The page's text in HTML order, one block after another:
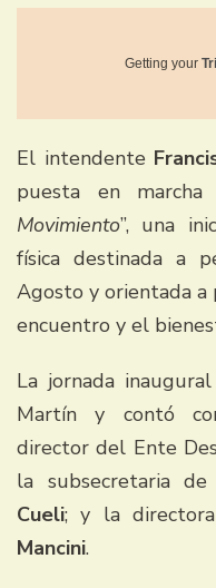
Getting your
El intendente
puesta en
Movimiento”, una
física destinada a
Agosto y orientada a
encuentro y el
La jornada
Martín y contó
director del Ente
la subsecretaria
Cueli; y la
Mancini.